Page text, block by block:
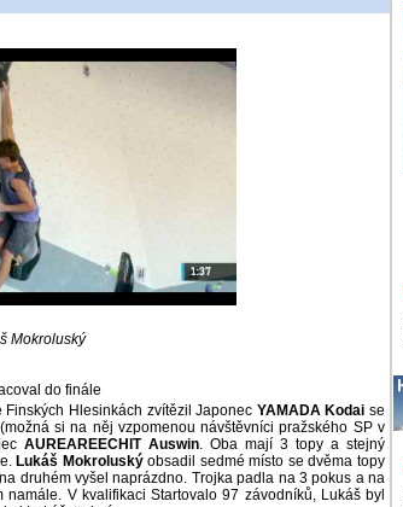
Mokroluský
do finále
Hlesinkách zvítězil Japonec YAMADA Kodaise
(možná si na něj vzpomenou návštěvníci pražského SP v
AUREAREECHIT Auswin. Oba mají 3 topy a stejný
Lukáš Mokroluskýobsadil sedmé místo se dvěma topy
druhém vyšel naprázdno. Trojka padla na 3 pokus a na
V kvalifikaci Startovalo 97 závodníků, Lukáš byl